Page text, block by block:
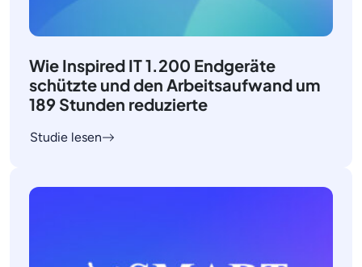
Wie Inspired IT 1.200 Endgeräte
schützte und den Arbeitsaufwand um
189 Stunden reduzierte
Studie lesen